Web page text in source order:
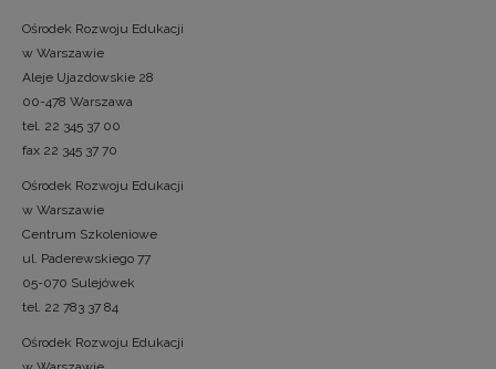
Ośrodek Rozwoju Edukacji
w Warszawie
Aleje Ujazdowskie 28
00-478 Warszawa
tel. 22 345 37 00
fax 22 345 37 70
Ośrodek Rozwoju Edukacji
w Warszawie
Centrum Szkoleniowe
ul. Paderewskiego 77
05-070 Sulejówek
tel. 22 783 37 84
Ośrodek Rozwoju Edukacji